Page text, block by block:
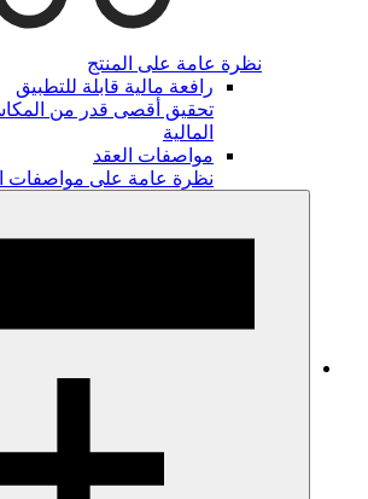
نظرة عامة على المنتج
رافعة مالية قابلة للتطبيق
تحقيق أقصى قدر من
المالية
مواصفات العقد
نظرة عامة على مواصفات